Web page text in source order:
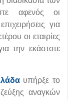
αφενός οι
για
οι εταιρίες
την εκάστοτε
υπήρξε το
αναγκών